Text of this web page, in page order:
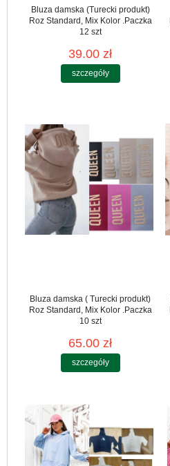
Bluza damska (Turecki produkt)
Roz Standard, Mix Kolor .Paczka
12 szt
39.00 zł
szczegóły
Bluza damska ( Turecki produkt)
Roz Standard, Mix Kolor .Paczka
10 szt
65.00 zł
szczegóły